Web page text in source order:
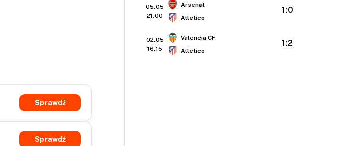
Sprawdź
Sprawdź
05.05
21:00
Arsenal
Atletico
1:0
02.05
16:15
Valencia CF
Atletico
1:2